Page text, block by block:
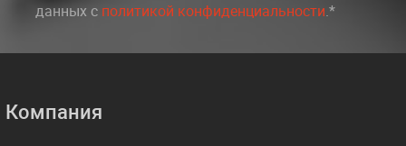
данных c политикой конфиденциальности.*
Компания